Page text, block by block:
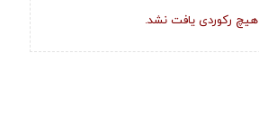
هیچ رکوردی یافت نشد.